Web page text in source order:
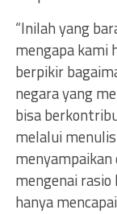
“Inilah yang
mengapa kami
berpikir
negara yang
bisa
melalui
mengenai
hanya